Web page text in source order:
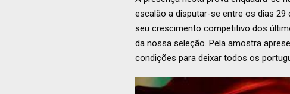
escalão a disputar-se entre os dias 29
seu crescimento competitivo dos
da nossa seleção. Pela amostra
condições para deixar todos os